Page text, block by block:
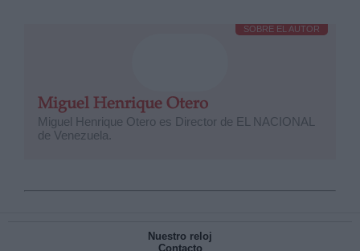
SOBRE EL AUTOR
Miguel Henrique Otero
Miguel Henrique Otero es Director de EL NACIONAL
de Venezuela.
Nuestro reloj
Contacto